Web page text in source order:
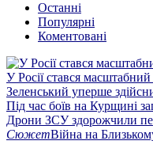
Останні
Популярні
Коментовані
У Росії стався масштабний
Зеленський уперше
Під час боїв на Курщині
Дрони ЗСУ здорожчили
СюжетВійна на